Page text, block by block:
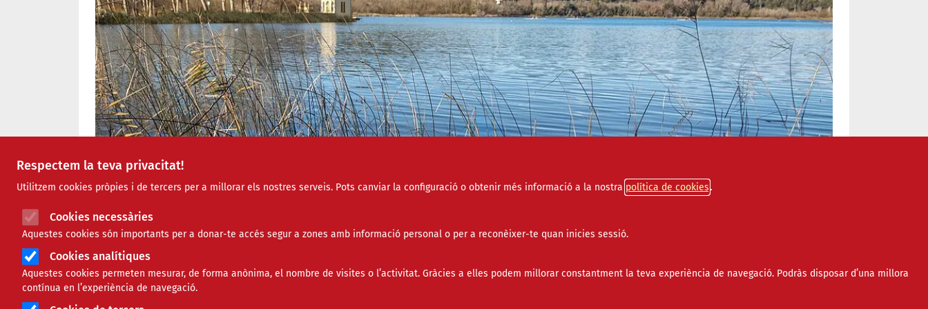
Respectem la teva privacitat!
Utilitzem cookies pròpies i de tercers per a millorar els nostres serveis. Pots canviar la configuració o obtenir més informació a la nostra política de cookies
Cookies necessàries
Aquestes cookies són importants per a donar-te accés segur a zones amb informació personal o per a reconèixer-te quan inicies sessió.
Cookies analítiques
Aquestes cookies permeten mesurar, de forma anònima, el nombre de visites o l’activitat. Gràcies a elles podem millorar constantment la teva experiència de navegació. Podràs disposar d’una millora
contínua en l’experiència de navegació.